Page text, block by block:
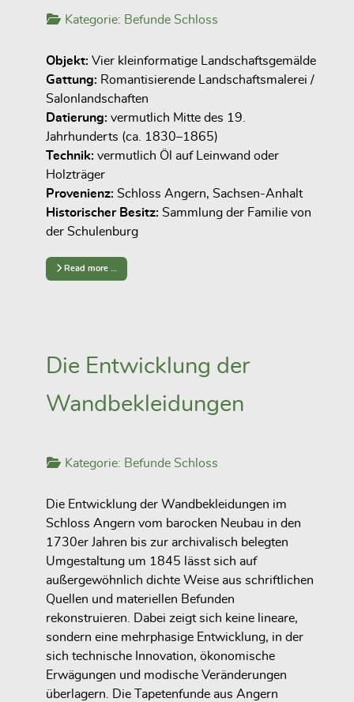
Kategorie: Befunde Schloss
Objekt: Vier kleinformatige Landschaftsgemälde
Gattung: Romantisierende Landschaftsmalerei /
Salonlandschaften
Datierung: vermutlich Mitte des 19.
Jahrhunderts (ca. 1830–1865)
Technik: vermutlich Öl auf Leinwand oder
Holzträger
Provenienz: Schloss Angern, Sachsen-Anhalt
Historischer Besitz: Sammlung der Familie von
der Schulenburg
Read more …
Die Entwicklung der
Wandbekleidungen
Kategorie: Befunde Schloss
Die Entwicklung der Wandbekleidungen im
Schloss Angern vom barocken Neubau in den
1730er Jahren bis zur archivalisch belegten
Umgestaltung um 1845 lässt sich auf
außergewöhnlich dichte Weise aus schriftlichen
Quellen und materiellen Befunden
rekonstruieren. Dabei zeigt sich keine lineare,
sondern eine mehrphasige Entwicklung, in der
sich technische Innovation, ökonomische
Erwägungen und modische Veränderungen
überlagern. Die Tapetenfunde aus Angern